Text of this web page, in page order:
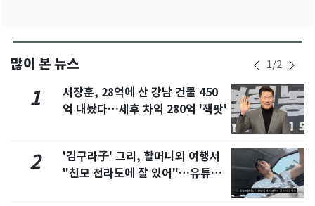
많이 본 뉴스 1/2
1
서장훈, 28억에 산 강남 건물 450
억 내놨다…세후 차익 280억 '잭팟'
2
'김구라子' 그리, 할머니외 여행서
"친모 전라도에 잘 있어"…유튜브